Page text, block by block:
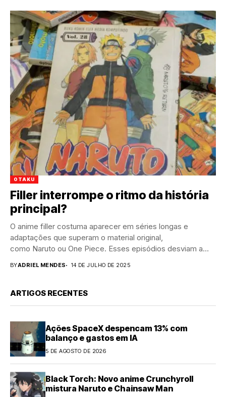
OTAKU
Filler interrompe o ritmo da história
principal?
O anime filler costuma aparecer em séries longas e
adaptações que superam o material original,
como Naruto ou One Piece. Esses episódios desviam a
BYADRIEL MENDES 14 DE JULHO DE 2025
ARTIGOS RECENTES
Ações SpaceX despencam 13% com
balanço e gastos em IA
5 DE AGOSTO DE 2026
Black Torch: Novo anime Crunchyroll
mistura Naruto e Chainsaw Man